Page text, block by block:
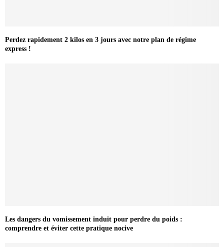
Perdez rapidement 2 kilos en 3 jours avec notre plan de régime
express !
Les dangers du vomissement induit pour perdre du poids :
comprendre et éviter cette pratique nocive